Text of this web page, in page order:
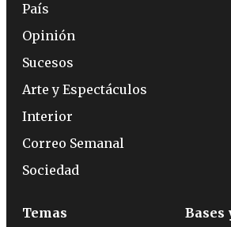
País
Opinión
Sucesos
Arte y Espectáculos
Interior
Correo Semanal
Sociedad
Temas
Bases